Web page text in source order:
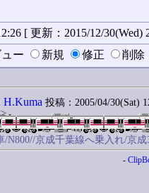
[ 更新：2015/12/30(Wed)
ー
新規 修正 削
H.Kuma 投稿：2005/04/30(Sat)
N800//京成千葉線へ乗入れ/京
-